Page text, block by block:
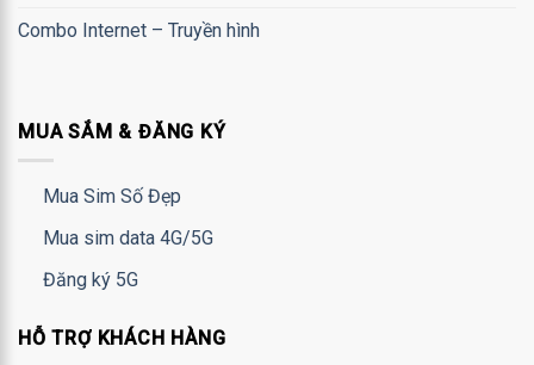
Combo Internet – Truyền hình
MUA SẮM & ĐĂNG KÝ
Mua Sim Số Đẹp
Mua sim data 4G/5G
Đăng ký 5G
HỖ TRỢ KHÁCH HÀNG